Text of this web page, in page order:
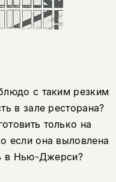
с таким резким
в зале ресторана?
только на
если она выловлена
в Нью-Джерси?